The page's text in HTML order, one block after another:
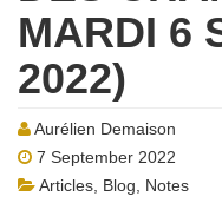
MARDI 6
2022)
Aurélien Demaison
7 September 2022
Articles Blog
Notes